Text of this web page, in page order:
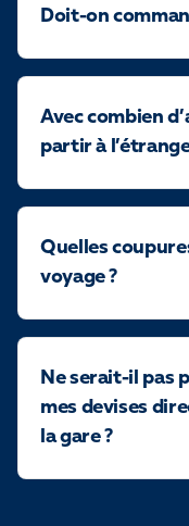
Doit-on
Avec combien
partir à
Quelles
voyage ?
Ne serait-il pas
mes devises
la gare ?